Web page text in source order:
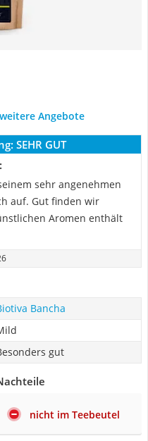
Angebote
SEHR GUT
sehr angenehmen
auf. Gut finden wir
Aromen enthält
Bancha
gut
nicht im Teebeutel